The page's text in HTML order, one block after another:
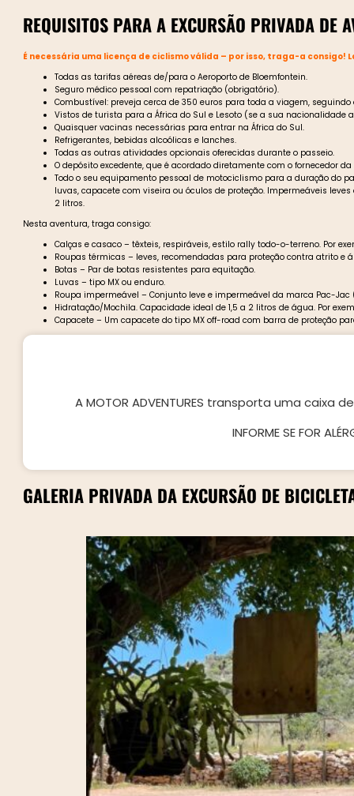
REQUISITOS PARA A EXCURSÃO PRIVADA DE
É necessária uma licença de ciclismo válida – por isso, traga-a
Todas as tarifas aéreas de/para o Aeroporto de Bloemfontein.
Seguro médico pessoal com repatriação (obrigatório).
Combustível: preveja cerca de 350 euros para toda a viagem, seguindo
Vistos de turista para a África do Sul e Lesoto (se a sua nacionalidade
Quaisquer vacinas necessárias para entrar na África do Sul.
Refrigerantes, bebidas alcoólicas e lanches.
Todas as outras atividades opcionais oferecidas durante o passeio.
O depósito excedente, que é acordado diretamente com o fornecedor
Todo o seu equipamento pessoal de motociclismo para a duração do
luvas, capacete com viseira ou óculos de proteção. Impermeáveis
2 litros.
Nesta aventura, traga consigo:
Calças e casaco – têxteis, respiráveis, estilo rally todo-o-terreno. Por
Roupas térmicas – leves, recomendadas para proteção contra atrito
Botas – Par de botas resistentes para equitação.
Luvas – tipo MX ou enduro.
Roupa impermeável – Conjunto leve e impermeável da marca Pac-
Hidratação/Mochila. Capacidade ideal de 1,5 a 2 litros de água. Por
Capacete – Um capacete do tipo MX off-road com barra de proteção
A MOTOR ADVENTURES transporta uma
INFORME SE FOR
GALERIA PRIVADA DA EXCURSÃO DE